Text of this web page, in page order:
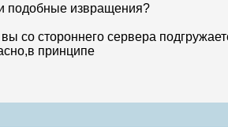
подобные извращения?
со стороннего сервера
принципе